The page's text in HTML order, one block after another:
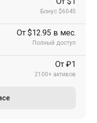
Бонус $6045
От $12.95 в мес.
Полный доступ
От ₽1
2100+ активов